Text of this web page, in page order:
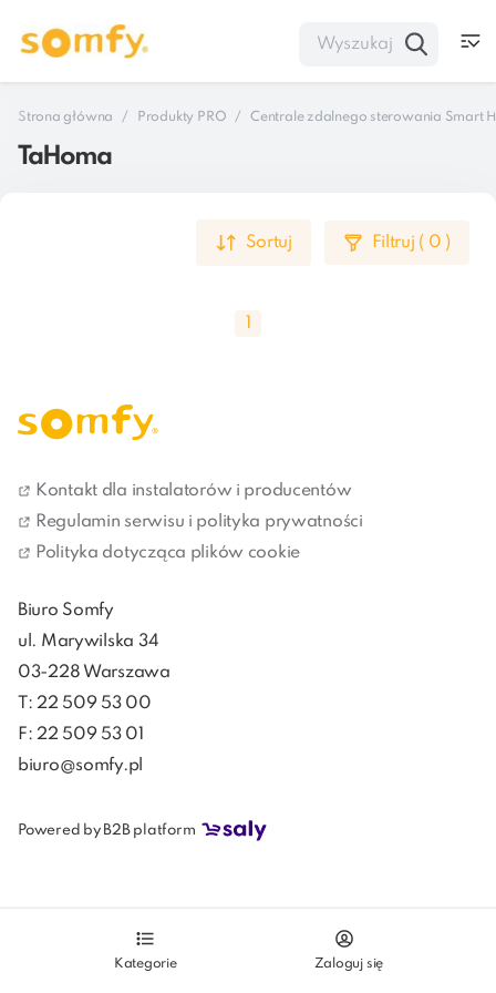
Kategorie Zaloguj się
Strona główna Produkty PRO Centrale zdalnego sterowania Smart
TaHoma
Sortuj Filtruj ( 0 )
dzięki centrali TaHoma. Steruj domem przez internet i
uwolnij się od powtarzalnych, codziennych czynności.
Kontakt dla instalatorów i producentów
Regulamin serwisu i polityka prywatności
Polityka dotycząca plików cookie
Biuro Somfy
ul. Marywilska 34
03-228 Warszawa
T: 22 509 53 00
F: 22 509 53 01
biuro@somfy.pl
Powered by B2B platform